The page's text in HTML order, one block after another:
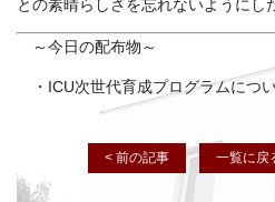
との素晴らしさを忘れないようにし
～今日の配布物～
・ICU次世代育成プログラムにつ
< 前の記事 一覧に戻